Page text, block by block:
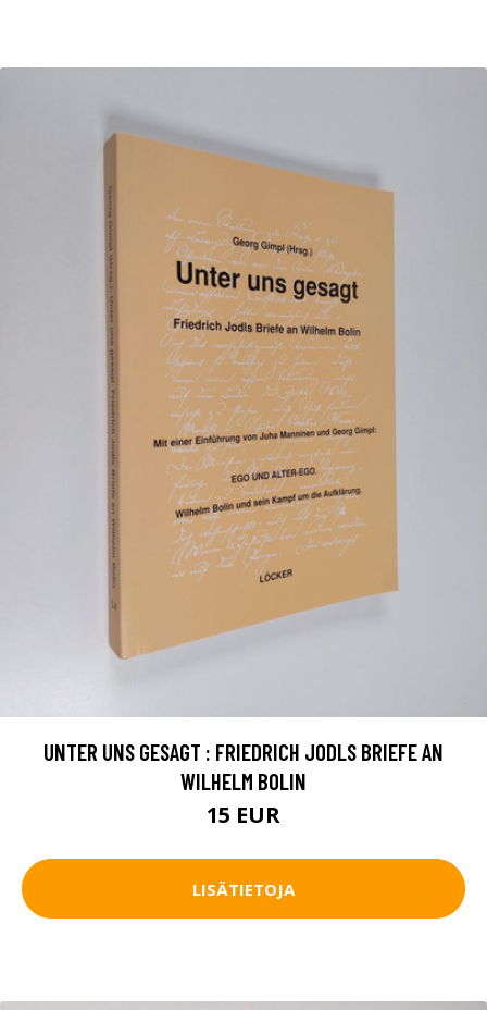
UNTER UNS GESAGT : FRIEDRICH JODLS BRIEFE AN
WILHELM BOLIN
15 EUR
LISÄTIETOJA